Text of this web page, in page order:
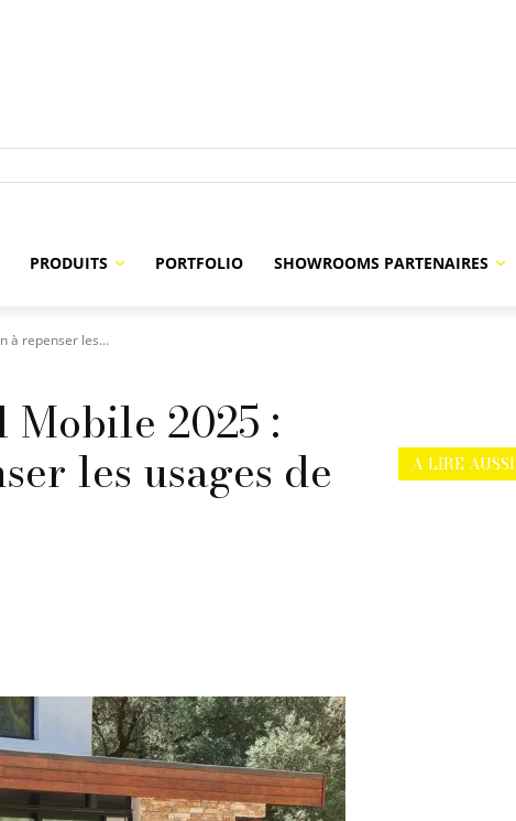
PRODUITS PORTFOLIO SHOWROOMS PARTENAIRES
à repenser les...
Mobile 2025 :
les usages de A LIRE AUSSI